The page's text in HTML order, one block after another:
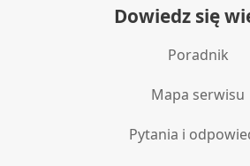
Dowiedz się
Poradnik
Mapa serwisu
Pytania i